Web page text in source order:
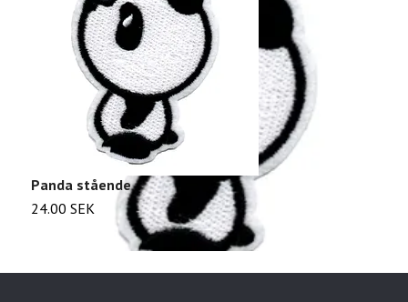
Panda stående
24.00 SEK